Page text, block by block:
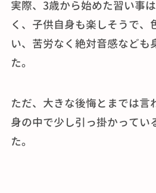
実際、3歳から始めた習い事
く、子供自身も楽しそうで、
い、苦労なく絶対音感なども
た。
ただ、大きな後悔とまでは言
身の中で少し引っ掛かってい
た。